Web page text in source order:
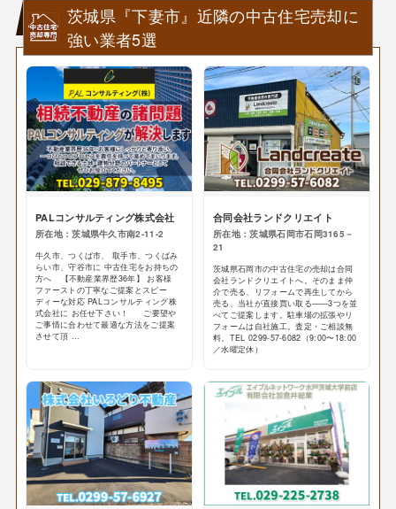
茨城県『下妻市』近隣の中古住宅売却に
強い業者5選
PALコンサルティング株式会社
所在地：茨城県牛久市南2-11-2
牛久市、つくば市、 取手市、つくばみ
らい市、守谷市に 中古住宅をお持ちの
方へ 【不動産業界歴36年】 お客様
ファーストの丁寧なご提案とスピー
ディーな対応 PALコンサルティング株
式会社に お任せ下さい！ ご要望や
ご事情に合わせて最適な方法をご提案
させて頂 ...
合同会社ランドクリエイト
所在地：茨城県石岡市石岡3165－
21
茨城県石岡市の中古住宅の売却は合同
会社ランドクリエイトへ。そのまま仲
介で売る、リフォームで再生してから
売る、当社が直接買い取る——3つを並
べてご提案します。駐車場の拡張やリ
フォームは自社施工。査定・ご相談無
料。TEL 0299-57-6082（9:00〜18:00
／水曜定休）